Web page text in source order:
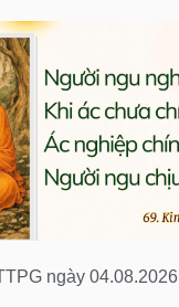
ngày 04.08.2026